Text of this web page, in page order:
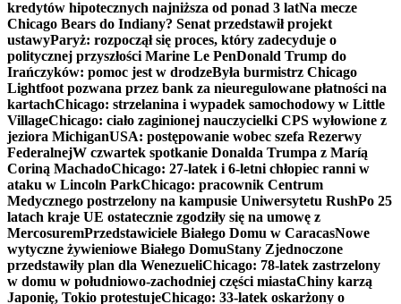
kredytów hipotecznych najniższa od ponad 3 latNa mecze
Chicago Bears do Indiany? Senat przedstawił projekt
ustawyParyż: rozpoczął się proces, który zadecyduje o
politycznej przyszłości Marine Le PenDonald Trump do
Irańczyków: pomoc jest w drodzeByła burmistrz Chicago
Lightfoot pozwana przez bank za nieuregulowane płatności na
kartachChicago: strzelanina i wypadek samochodowy w Little
VillageChicago: ciało zaginionej nauczycielki CPS wyłowione z
jeziora MichiganUSA: postępowanie wobec szefa Rezerwy
FederalnejW czwartek spotkanie Donalda Trumpa z Maríą
Coriną MachadoChicago: 27-latek i 6-letni chłopiec ranni w
ataku w Lincoln ParkChicago: pracownik Centrum
Medycznego postrzelony na kampusie Uniwersytetu RushPo 25
latach kraje UE ostatecznie zgodziły się na umowę z
MercosuremPrzedstawiciele Białego Domu w CaracasNowe
wytyczne żywieniowe Białego DomuStany Zjednoczone
przedstawiły plan dla WenezueliChicago: 78-latek zastrzelony
w domu w południowo-zachodniej części miastaChiny karzą
Japonię, Tokio protestujeChicago: 33-latek oskarżony o